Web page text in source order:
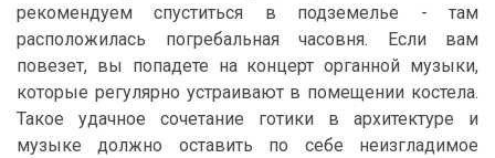
рекомендуем спуститься в подземелье - там
расположилась погребальная часовня. Если вам
повезет, вы попадете на концерт органной музыки,
которые регулярно устраивают в помещении костела.
Такое удачное сочетание готики в архитектуре и
музыке должно оставить по себе неизгладимое